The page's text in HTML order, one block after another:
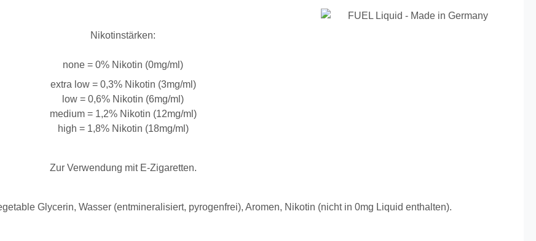
Nikotinstärken:
none = 0% Nikotin (0mg/ml)
extra low = 0,3% Nikotin (3mg/ml)
low = 0,6% Nikotin (6mg/ml)
medium = 1,2% Nikotin (12mg/ml)
high = 1,8% Nikotin (18mg/ml)
Zur Verwendung mit E-Zigaretten.
Glycerin, Wasser (entmineralisiert, pyrogenfrei), Aromen, Nikotin (nicht in 0mg Liquid enthalten).